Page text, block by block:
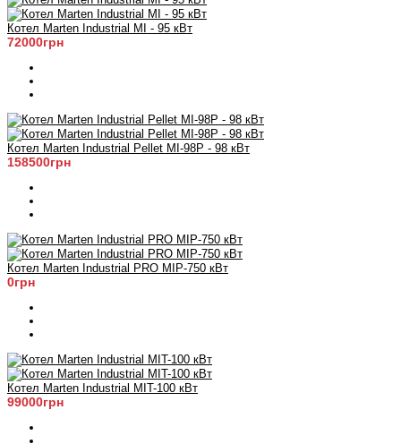
Котел Marten Industrial MI - 95 кВт
72000грн
Котел Marten Industrial Pellet MI-98P - 98 кВт
158500грн
Котел Marten Industrial PRO MIP-750 кВт
0грн
Котел Marten Industrial МIT-100 кВт
99000грн